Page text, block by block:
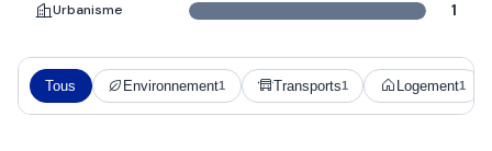
Urbanisme 1
Tous Environnement1 Transports1 Logement1